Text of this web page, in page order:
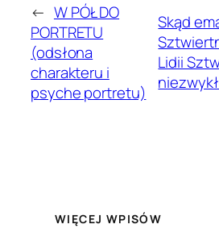
← W PÓŁ DO
PORTRETU
(odsłona
charakteru i
psyche portretu)
Skąd
Lidii
WIĘCEJ WPISÓW